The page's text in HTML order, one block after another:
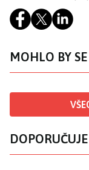
MOHLO BY